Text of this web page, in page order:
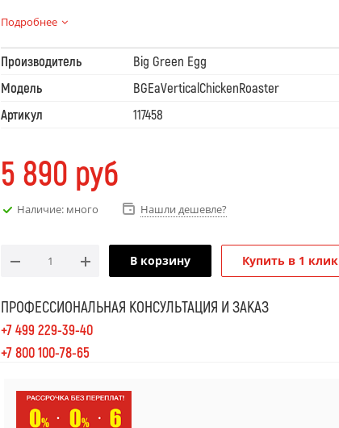
Подробнее
Производитель
Big Green Egg
Модель
BGEaVerticalChickenRoaster
Артикул
117458
5 890 руб
Наличие: много Нашли дешевле?
В корзину Купить в 1 клик
ПРОФЕССИОНАЛЬНАЯ КОНСУЛЬТАЦИЯ И ЗАКАЗ
+7 499 229-39-40
+7 800 100-78-65